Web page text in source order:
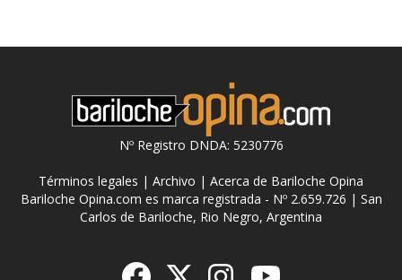
Nº Registro DNDA: 5230776
Términos legales | Archivo | Acerca de Bariloche Opina
Bariloche Opina.com es marca registrada - Nº 2.659.726 | San
Carlos de Bariloche, Rio Negro, Argentina